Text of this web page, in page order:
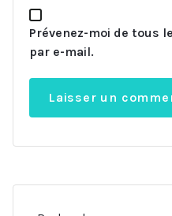
Prévenez-moi de tous
par e-mail.